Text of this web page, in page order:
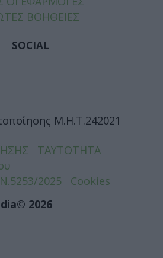
ΒΟΗΘΕΙΕΣ
SOCIAL
Μ.Η.Τ.242021
ΤΑΥΤΟΤΗΤΑ
2025
Cookies
2026